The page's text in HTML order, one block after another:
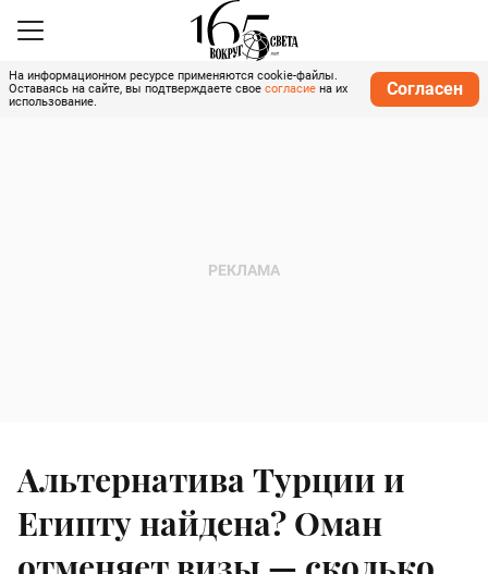
На информационном ресурсе применяются cookie-файлы.
Оставаясь на сайте, вы подтверждаете свое согласие на их
использование.
Согласен
Альтернатива Турции и
Египту найдена? Оман